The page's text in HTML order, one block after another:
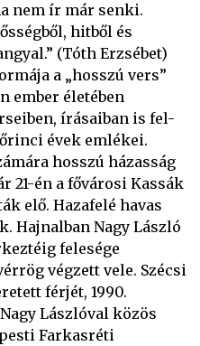
nem ír már senki.
hitből és
(Tóth Erzsébet)
a „hosszú vers”
ember életében
írásaiban is fel-
évek emlékei.
hosszú házasság
21-én a fővárosi Kassák
elő. Hazafelé havas
Hajnalban Nagy László
felesége
végzett vele. Szécsi
férjét, 1990.
Lászlóval közös
Farkasréti